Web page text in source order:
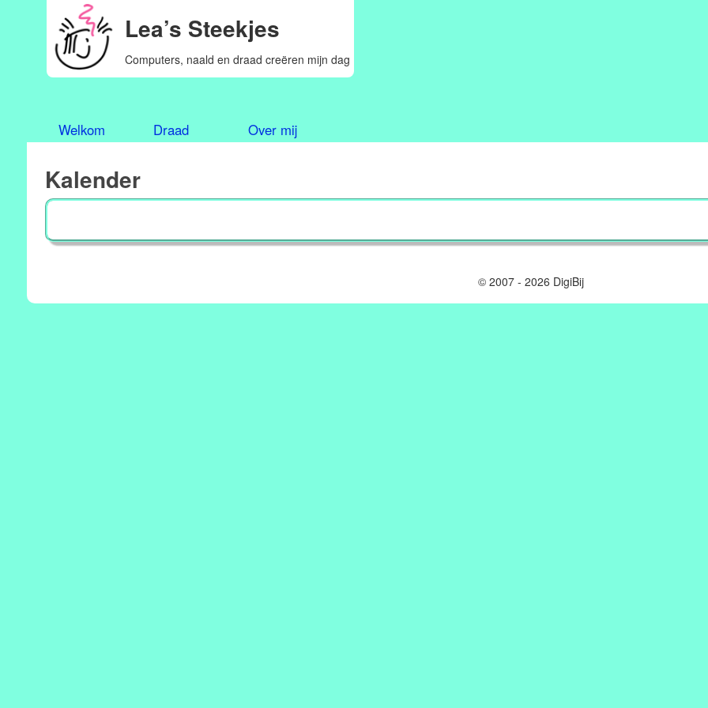
Lea’s Steekjes
Computers, naald en draad creëren mijn dag
Welkom Draad Over mij
Kalender
© 2007 - 2026 DigiBij